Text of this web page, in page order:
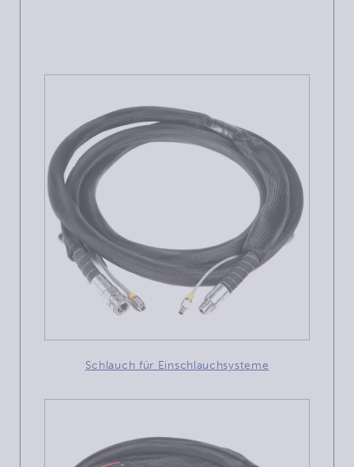
Schlauch für Einschlauchsysteme